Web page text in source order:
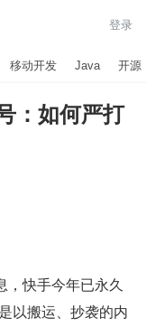
登录
移动开发 Java 开源
：如何严打
，快手今年已永久
以搬运、抄袭的内